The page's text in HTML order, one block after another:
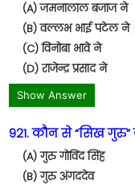
(A) जमनालाल बजाज ने
(B) वल्लभ भाई पटेल ने
(C) विनोबा भावे ने
(D) राजेन्द्र प्रसाद ने
Show Answer
921. कौन से “सिख
(A) गुरु गोविंद सिंह
(B) गुरु अंगददेव